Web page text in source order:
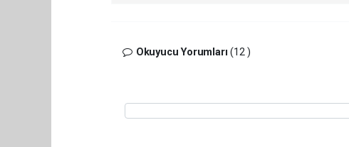
Okuyucu Yorumları(12 )